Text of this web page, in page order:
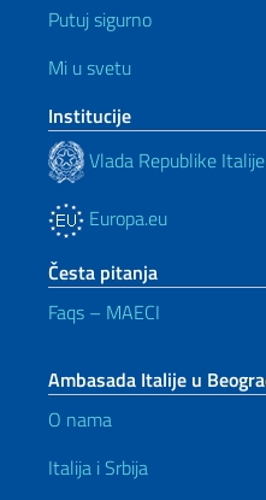
Putuj sigurno
Mi u svetu
Institucije
Vlada Republike Italije
Europa.eu
Česta pitanja
Faqs – MAECI
Ambasada Italije u
O nama
Italija i Srbija